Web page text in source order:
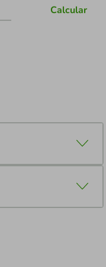
Calcular